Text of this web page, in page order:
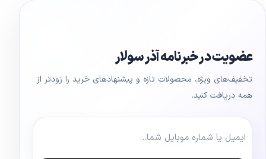
عضویت در خبرنامه آذر سولار
تخفیف‌های ویژه، محصولات تازه و پیشنهادهای خرید را زودتر از
همه دریافت کنید.